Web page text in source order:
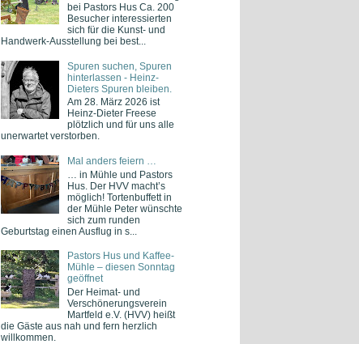
bei Pastors Hus Ca. 200
Besucher interessierten
sich für die Kunst- und
Handwerk-Ausstellung bei best...
Spuren suchen, Spuren
hinterlassen - Heinz-
Dieters Spuren bleiben.
Am 28. März 2026 ist
Heinz-Dieter Freese
plötzlich und für uns alle
unerwartet verstorben.
Mal anders feiern …
… in Mühle und Pastors
Hus. Der HVV macht’s
möglich! Tortenbuffett in
der Mühle Peter wünschte
sich zum runden
Geburtstag einen Ausflug in s...
Pastors Hus und Kaffee-
Mühle – diesen Sonntag
geöffnet
Der Heimat- und
Verschönerungsverein
Martfeld e.V. (HVV) heißt
die Gäste aus nah und fern herzlich
willkommen.